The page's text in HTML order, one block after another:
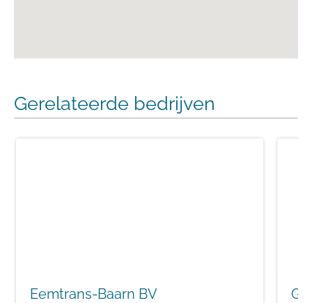
Gerelateerde bedrijven
Eemtrans-Baarn BV